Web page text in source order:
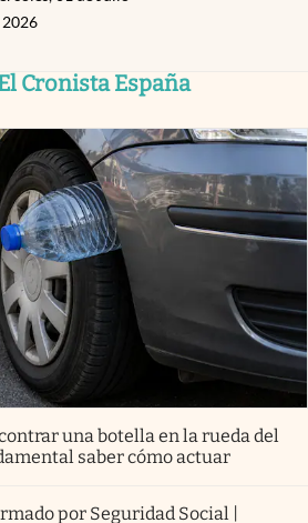
2026
Cronista España
una botella en la rueda del
saber cómo actuar
por Seguridad Social |